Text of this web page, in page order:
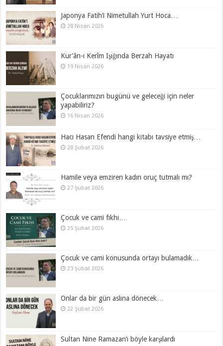
Japonya Fatih’i Nimetullah Yurt Hoca…
28 Nisan 2026
Kur’ân-ı Kerîm Işığında Berzah Hayatı
19 Nisan 2026
Çocuklarımızın bugünü ve geleceği için neler
yapabiliriz?
16 Nisan 2026
Hacı Hasan Efendi hangi kitabı tavsiye etmiş…
28 Şubat 2026
Hamile veya emziren kadın oruç tutmalı mı?
27 Şubat 2026
Çocuk ve cami fıkhı…
25 Şubat 2026
Çocuk ve cami konusunda ortayı bulamadık…
23 Şubat 2026
Onlar da bir gün aslına dönecek…
22 Şubat 2026
Sultan Nine Ramazan’ı böyle karşılardı